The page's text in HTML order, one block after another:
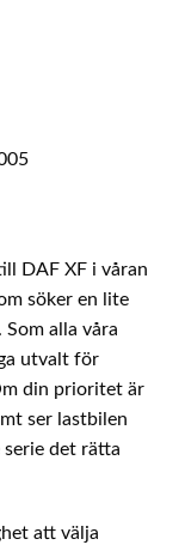
DAF XF i våran
söker en lite
alla våra
utvalt för
din prioritet är
ser lastbilen
serie det rätta
att välja